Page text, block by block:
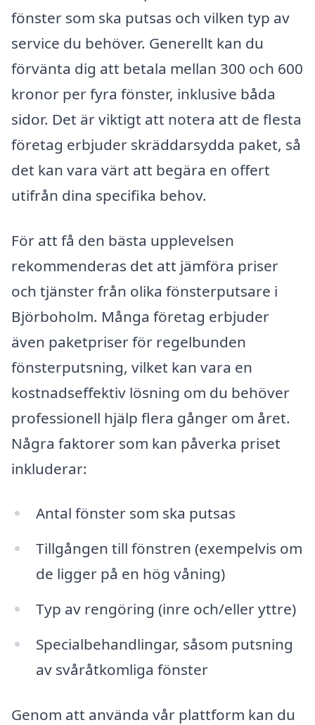
fönster som ska putsas och vilken typ av
service du behöver. Generellt kan du
förvänta dig att betala mellan 300 och 600
kronor per fyra fönster, inklusive båda
sidor. Det är viktigt att notera att de flesta
företag erbjuder skräddarsydda paket, så
det kan vara värt att begära en offert
utifrån dina specifika behov.
För att få den bästa upplevelsen
rekommenderas det att jämföra priser
och tjänster från olika fönsterputsare i
Björboholm. Många företag erbjuder
även paketpriser för regelbunden
fönsterputsning, vilket kan vara en
kostnadseffektiv lösning om du behöver
professionell hjälp flera gånger om året.
Några faktorer som kan påverka priset
inkluderar:
Antal fönster som ska putsas
Tillgången till fönstren (exempelvis om
de ligger på en hög våning)
Typ av rengöring (inre och/eller yttre)
Specialbehandlingar, såsom putsning
av svåråtkomliga fönster
Genom att använda vår plattform kan du